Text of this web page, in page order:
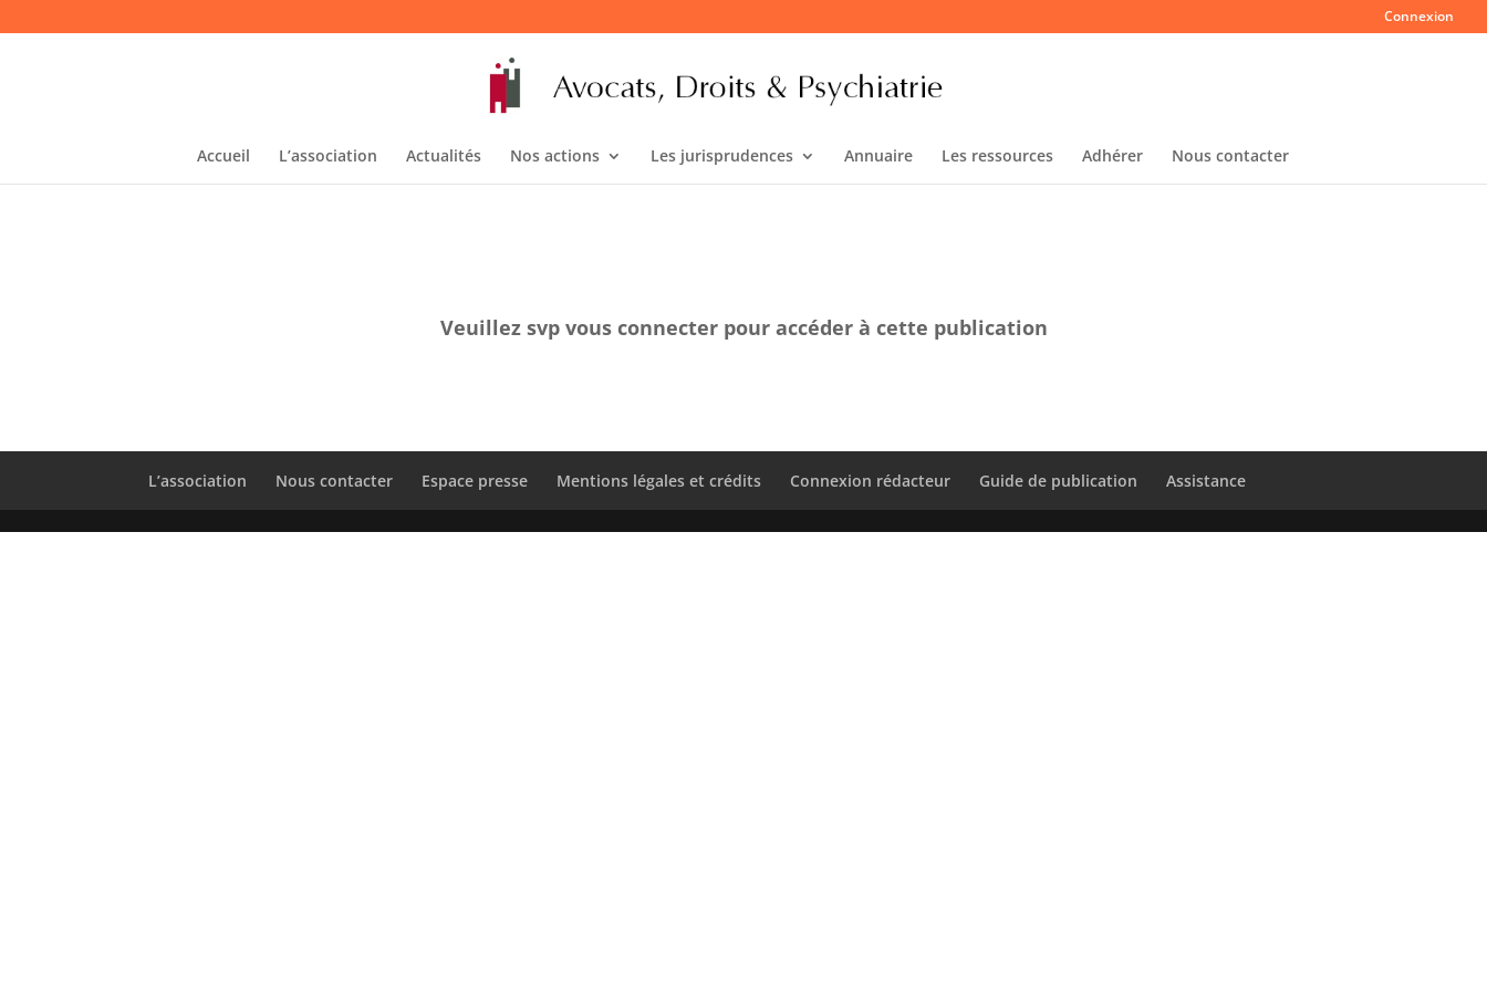
Connexion
Accueil L’association Actualités Nos actions Les jurisprudences Annuaire Les ressources Adhérer Nous contacter
Veuillez svp vous connecter pour accéder à cette publication
L’association Nous contacter Espace presse Mentions légales et crédits Connexion rédacteur Guide de publication Assistance